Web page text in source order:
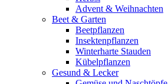
Advent & Weihnachten
Beet & Garten
Beetpflanzen
Insektenpflanzen
Winterharte Stauden
Kübelpflanzen
Gesund & Lecker